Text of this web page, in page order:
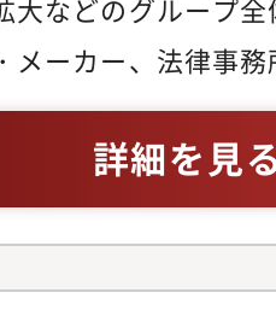
しないポートフォ
要が見込まれる市場
す。・全社員の25％
キャリア入社ならで
、考え方を求めら
途の分け隔てなく
時以降の残業は原
大などのグループ
る戦略に対応すべく
様々な変革を進めて
容法務コンサル業務
て、各事業会社・
を提供していただ
ュー・ドラフト（
・メーカー、法律事
詳細を見